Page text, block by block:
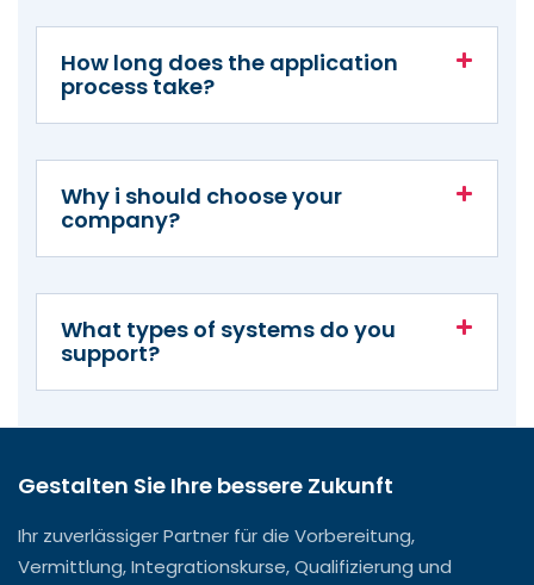
How long does the application
process take?
Why i should choose your
company?
What types of systems do you
support?
Gestalten Sie Ihre bessere Zukunft
Ihr zuverlässiger Partner für die Vorbereitung,
Vermittlung, Integrationskurse, Qualifizierung und